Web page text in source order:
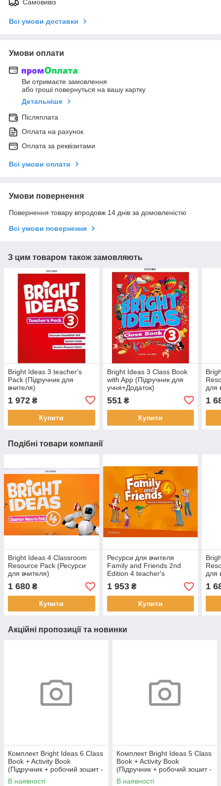
Самовивіз
Всі умови доставки
Умови оплати
Ви отримаєте замовлення
або гроші повернуться на вашу картку
Детальніше
Післяплата
Оплата на рахунок
Оплата за реквізитами
Всі умови оплати
Умови повернення
Повернення товару впродовж 14 днів за домовленістю
Всі умови повернення
З цим товаром також замовляють
Bright Ideas 3 teacher's
Pack (Підручник для
вчителя)
1 972 ₴
Купити
Bright Ideas 3 Class Book
with App (Підручник для
учня+Додаток)
551₴
Купити
для
1
Подібні товари компанії
Bright Ideas 4 Classroom
Resource Pack (Ресурси
для вчителя)
1 680 ₴
Купити
Ресурси для вчителя
Family and Friends 2nd
Edition 4 teacher's
Resource Pack
1 953₴
Купити
для
1
Акційні пропозиції та новинки
Комплект Bright Ideas 6 Class
Book + Activity Book
(Підручник + робочий зошит -
оригінал)
В наявності
Комплект Bright Ideas 5 Class
Book + Activity Book
(Підручник + робочий зошит -
оригінал)
В наявності